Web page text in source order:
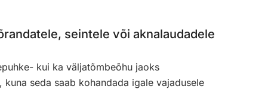
seintele või aknalaudadele
kui ka väljatõmbeõhu jaoks
kuna seda saab kohandada igale vajadusele